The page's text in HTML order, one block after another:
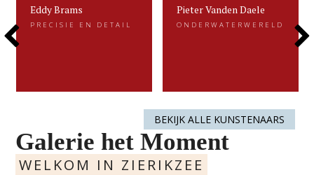
Eddy Brams
PRECISIE EN DETAIL
Pieter Vanden Daele
ONDERWATERWERELD
Pieter Vanden Daele
Next
BEKIJK ALLE KUNSTENAARS
Galerie het Moment
WELKOM IN ZIERIKZEE